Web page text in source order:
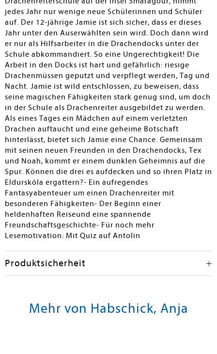
jedes Jahr nur wenige neue Schülerinnen und Schüler
auf. Der 12-jährige Jamie ist sich sicher, dass er dieses
Jahr unter den Auserwählten sein wird. Doch dann wird
er nur als Hilfsarbeiter in die Drachendocks unter der
Schule abkommandiert. So eine Ungerechtigkeit! Die
Arbeit in den Docks ist hart und gefährlich: riesige
Drachenmüssen geputzt und verpflegt werden, Tag und
Nacht. Jamie ist wild entschlossen, zu beweisen, dass
seine magischen Fähigkeiten stark genug sind, um doch
in der Schule als Drachenreiter ausgebildet zu werden.
Als eines Tages ein Mädchen auf einem verletzten
Drachen auftaucht und eine geheime Botschaft
hinterlässt, bietet sich Jamie eine Chance. Gemeinsam
mit seinen neuen Freunden in den Drachendocks, Tex
und Noah, kommt er einem dunklen Geheimnis auf die
Spur. Können die drei es aufdecken und so ihren Platz in
Eldurskóla ergattern?- Ein aufregendes
Fantasyabenteuer um einen Drachenreiter mit
besonderen Fähigkeiten- Der Beginn einer
heldenhaften Reiseund eine spannende
Freundschaftsgeschichte- Für noch mehr
Lesemotivation: Mit Quiz auf Antolin
Produktsicherheit
Mehr von Habschick, Anja